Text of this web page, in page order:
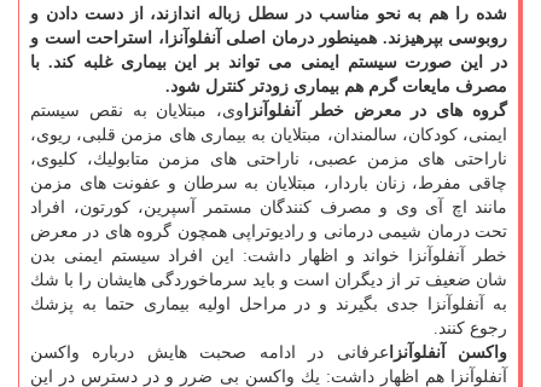
شده را هم به نحو مناسب در سطل زباله اندازند، از دست دادن و
روبوسی بپرهیزند. همینطور درمان اصلی آنفلوآنزا، استراحت است و
در این صورت سیستم ایمنی می تواند بر این بیماری غلبه كند. با
مصرف مایعات گرم هم بیماری زودتر كنترل شود.
گروه های در معرض خطر آنفلوآنزا وی، مبتلایان به نقص سیستم
ایمنی، كودكان، سالمندان، مبتلایان به بیماری های مزمن قلبی، ریوی،
ناراحتی های مزمن عصبی، ناراحتی های مزمن متابولیك، كلیوی،
چاقی مفرط، زنان باردار، مبتلایان به سرطان و عفونت های مزمن
مانند اچ آی وی و مصرف كنندگان مستمر آسپرین، كورتون، افراد
تحت درمان شیمی درمانی و رادیوتراپی همچون گروه های در معرض
خطر آنفلوآنزا خواند و اظهار داشت: این افراد سیستم ایمنی بدن
شان ضعیف تر از دیگران است و باید سرماخوردگی هایشان را با شك
به آنفلوآنزا جدی بگیرند و در مراحل اولیه بیماری حتما به پزشك
رجوع كنند.
واكسن آنفلوآنزا عرفانی در ادامه صحبت هایش درباره واكسن
آنفلوآنزا هم اظهار داشت: یك واكسن بی ضرر و در دسترس در این